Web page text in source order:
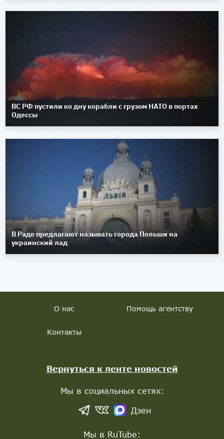
ВС РФ пустили ко дну корабли с грузом НАТО в портах
Одессы
В Раде предлагают называть города Польши на
украинский лад
О нас Помощь агентству
Контакты
Вернуться к ленте новостей
Мы в социальных сетях:
Дзен
Мы в RuTube: